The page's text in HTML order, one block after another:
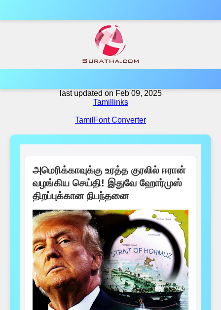
last updated on Feb 09, 2025
Tamillinks
TamilFont Converter